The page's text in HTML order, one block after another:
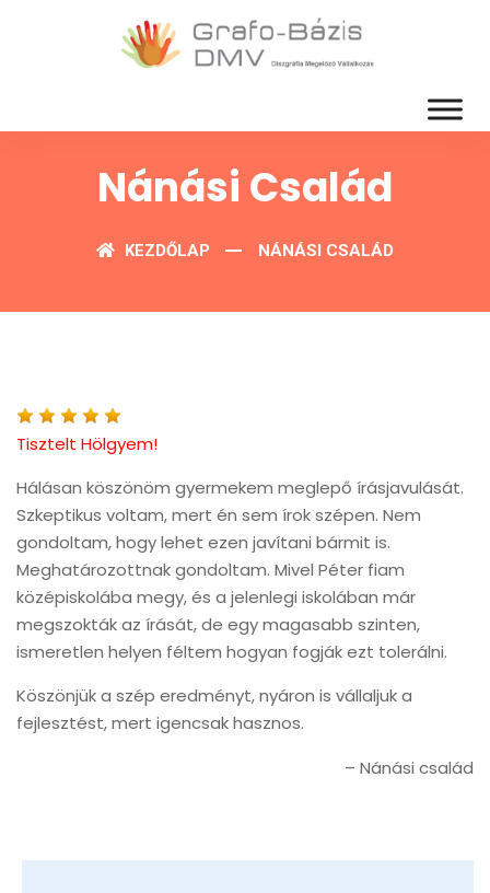
Nánási Család
KEZDŐLAP NÁNÁSI CSALÁD
Tisztelt Hölgyem!
Hálásan köszönöm gyermekem meglepő írásjavulását.
Szkeptikus voltam, mert én sem írok szépen. Nem
gondoltam, hogy lehet ezen javítani bármit is.
Meghatározottnak gondoltam. Mivel Péter fiam
középiskolába megy, és a jelenlegi iskolában már
megszokták az írását, de egy magasabb szinten,
ismeretlen helyen féltem hogyan fogják ezt tolerálni.
Köszönjük a szép eredményt, nyáron is vállaljuk a
fejlesztést, mert igencsak hasznos.
Nánási család